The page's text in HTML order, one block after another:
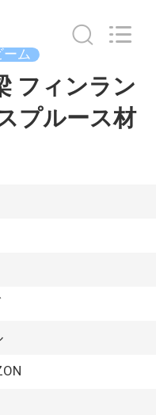
ーム
フィンラン
プルース材